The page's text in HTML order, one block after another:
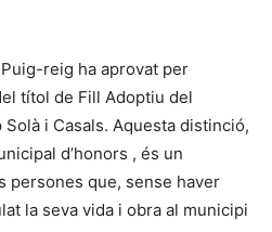
Puig-reig ha aprovat per
títol de Fill Adoptiu del
i Casals. Aquesta distinció,
d’honors , és un
persones que, sense haver
la seva vida i obra al municipi